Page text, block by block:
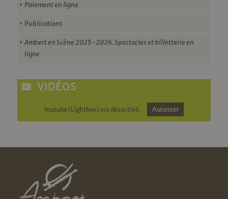
Paiement en ligne
Publications
Ambert en Scène 2025-2026. Spectacles et billetterie en
ligne
VIDÉOS
Youtube (Lightbox) est désactivé. Autoriser